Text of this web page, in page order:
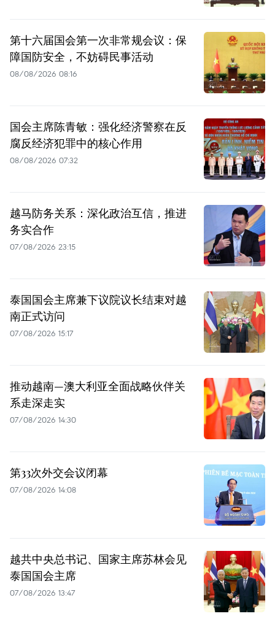
第十六届国会第一次非常规会议：保
障国防安全，不妨碍民事活动
08/08/2026 08:16
国会主席陈青敏：强化经济警察在反
腐反经济犯罪中的核心作用
08/08/2026 07:32
越马防务关系：深化政治互信，推进
务实合作
07/08/2026 23:15
泰国国会主席兼下议院议长结束对越
南正式访问
07/08/2026 15:17
推动越南—澳大利亚全面战略伙伴关
系走深走实
07/08/2026 14:30
第33次外交会议闭幕
07/08/2026 14:08
越共中央总书记、国家主席苏林会见
泰国国会主席
07/08/2026 13:47